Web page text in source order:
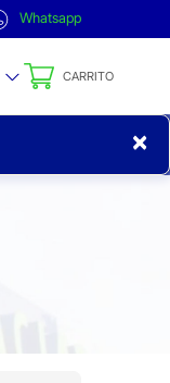
Whatsapp
CARRITO
×